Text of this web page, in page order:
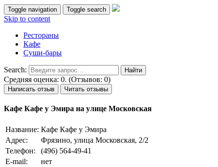
Toggle navigation Toggle search
Skip to content
Рестораны
Кафе
Суши-бары
Search:
Средняя оценка: 0. (Отзывов: 0)
Написать отзыв Читать отзывы
Кафе Кафе у Эмира на улице Московская
Название: Кафе Кафе у Эмира
Адрес:
Фрязино, улица Московская, 2/2
Телефон:
(496) 564-49-41
E-mail:
нет